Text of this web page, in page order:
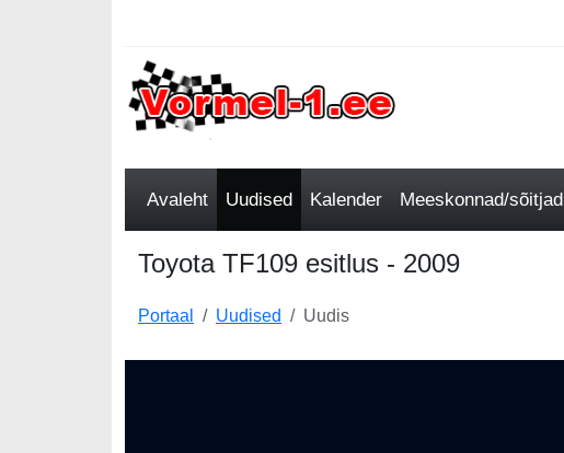
Avaleht Uudised Kalender Meeskonnad/sõitjad
Toyota TF109 esitlus - 2009
Portaal Uudised Uudis